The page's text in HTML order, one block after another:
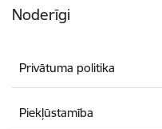
Noderīgi
Privātuma politika
Piekļūstamība